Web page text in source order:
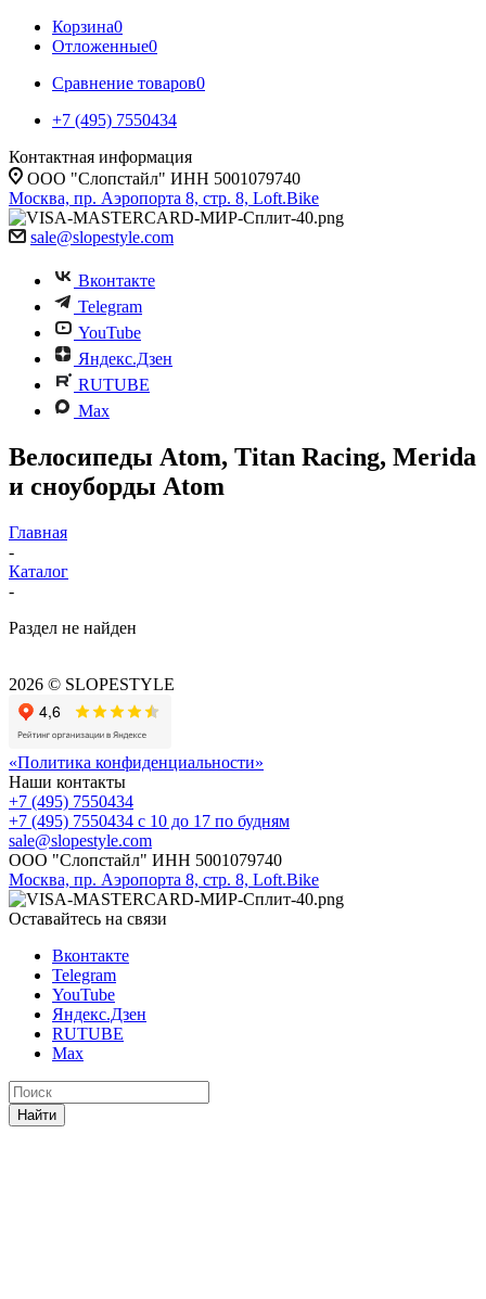
Корзина0
Отложенные0
Сравнение товаров0
+7 (495) 7550434
Контактная информация
ООО "Слопстайл" ИНН 5001079740
Москва, пр. Аэропорта 8, стр. 8, Loft.Bike
sale@slopestyle.com
Вконтакте
Telegram
YouTube
Яндекс.Дзен
RUTUBE
Max
Велосипеды Atom, Titan Racing, Merida
и сноуборды Atom
Главная
-
Каталог
-
Раздел не найден
2026 © SLOPESTYLE
«Политика конфиденциальности»
Наши контакты
+7 (495) 7550434
+7 (495) 7550434 с 10 до 17 по будням
sale@slopestyle.com
ООО "Слопстайл" ИНН 5001079740
Москва, пр. Аэропорта 8, стр. 8, Loft.Bike
Оставайтесь на связи
Вконтакте
Telegram
YouTube
Яндекс.Дзен
RUTUBE
Max
Найти